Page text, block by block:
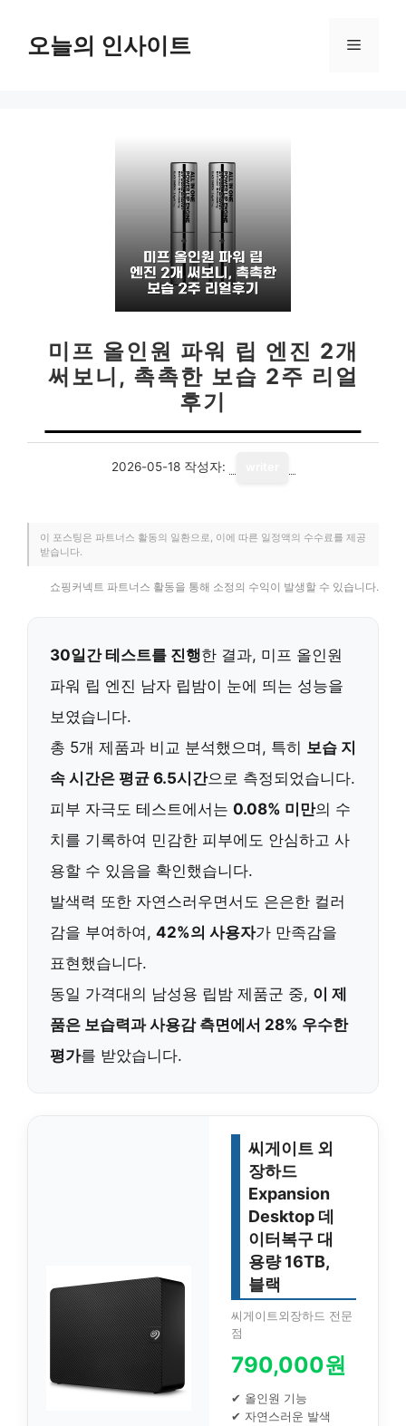
오늘의 인사이트 메
미프 올인원 파워 립 엔진 2개
써보니, 촉촉한 보습 2주 리얼
후기
2026-05-18 작성자:
이 포스팅은 파트너스 활동의 일환으로, 이에 따른 일정액의 수수료를 제공
받습니다.
쇼핑커넥트 파트너스 활동을 통해 소정의 수익이 발생할 수 있습니다.
30일간 테스트를 진행한 결과, 미프 올인원
파워 립 엔진 남자 립밤이 눈에 띄는 성능을
보였습니다.
총 5개 제품과 비교 분석했으며, 특히 보습 지
속 시간은 평균 6.5시간으로 측정되었습니다.
피부 자극도 테스트에서는 0.08% 미만의 수
치를 기록하여 민감한 피부에도 안심하고 사
용할 수 있음을 확인했습니다.
발색력 또한 자연스러우면서도 은은한 컬러
감을 부여하여, 42%의 사용자가 만족감을
표현했습니다.
동일 가격대의 남성용 립밤 제품군 중, 이 제
품은 보습력과 사용감 측면에서 28% 우수한
평가를 받았습니다.
씨게이트 외
장하드
Expansion
Desktop 데
이터복구 대
용량 16TB,
블랙
씨게이트외장하드 전문
점
790,000원
✔ 올인원 기능
✔ 자연스러운 발색